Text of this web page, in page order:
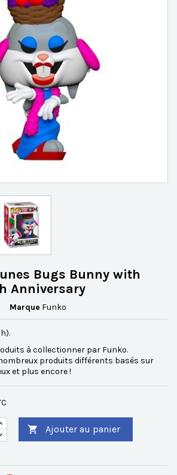
Bugs Bunny with
Anniversary
Marque Funko
à collectionner par Funko.
produits différents basés sur
et plus encore !
 Ajouter au panier